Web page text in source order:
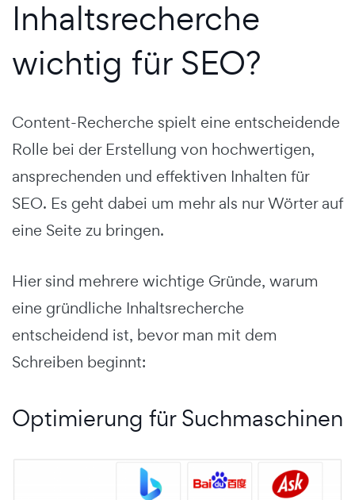
Inhaltsrecherche
wichtig für SEO?
Content-Recherche spielt eine entscheidende
Rolle bei der Erstellung von hochwertigen,
ansprechenden und effektiven Inhalten für
SEO. Es geht dabei um mehr als nur Wörter auf
eine Seite zu bringen.
Hier sind mehrere wichtige Gründe, warum
eine gründliche Inhaltsrecherche
entscheidend ist, bevor man mit dem
Schreiben beginnt:
Optimierung für Suchmaschinen